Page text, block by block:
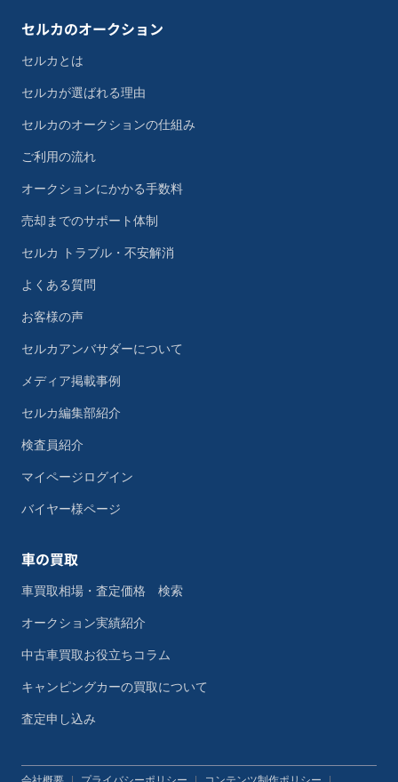
セルカのオークション
セルカとは
セルカが選ばれる理由
セルカのオークションの仕組み
ご利用の流れ
オークションにかかる手数料
売却までのサポート体制
セルカ トラブル・不安解消
よくある質問
お客様の声
セルカアンバサダーについて
メディア掲載事例
セルカ編集部紹介
検査員紹介
マイページログイン
バイヤー様ページ
車の買取
車買取相場・査定価格 検索
オークション実績紹介
中古車買取お役立ちコラム
キャンピングカーの買取について
査定申し込み